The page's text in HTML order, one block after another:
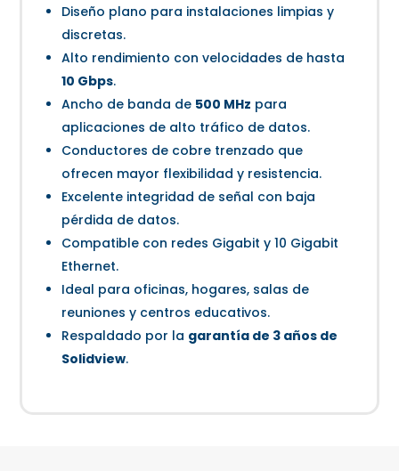
Diseño plano para instalaciones limpias y
discretas.
Alto rendimiento con velocidades de hasta
10 Gbps.
Ancho de banda de 500 MHz para
aplicaciones de alto tráfico de datos.
Conductores de cobre trenzado que
ofrecen mayor flexibilidad y resistencia.
Excelente integridad de señal con baja
pérdida de datos.
Compatible con redes Gigabit y 10 Gigabit
Ethernet.
Ideal para oficinas, hogares, salas de
reuniones y centros educativos.
Respaldado por la garantía de 3 años de
Solidview.